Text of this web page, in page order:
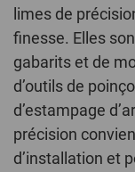
limes de
finesse. Elles
gabarits et de
d’outils de
d’estampage
précision
d’installation et